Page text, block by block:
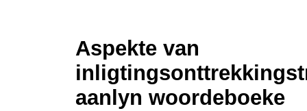
Aspekte van
aanlyn woordeboeke